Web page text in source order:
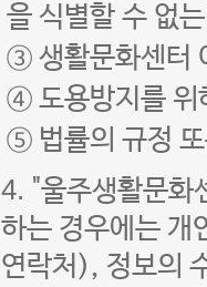
을 식별할 수 없
③ 생활문화센터
④ 도용방지를 위
⑤ 법률의 규정 또
4. "울주생활문화
하는 경우에는 개
연락처), 정보의